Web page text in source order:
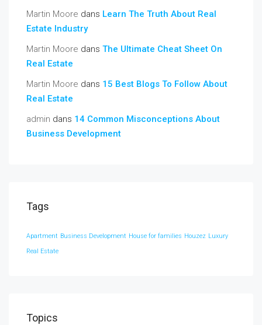
Martin Moore dans Learn The Truth About Real
Estate Industry
Martin Moore dans The Ultimate Cheat Sheet On
Real Estate
Martin Moore dans 15 Best Blogs To Follow About
Real Estate
admin dans 14 Common Misconceptions About
Business Development
Tags
Apartment Business Development House for families Houzez Luxury
Real Estate
Topics